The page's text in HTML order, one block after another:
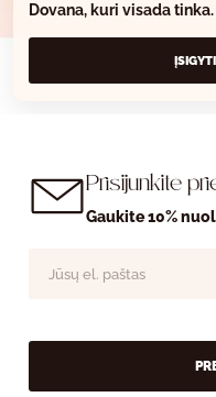
Dovana, kuri visada tinka.
Prisijunkite
Gaukite 10%